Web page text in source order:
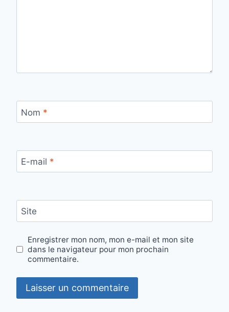
Nom *
E-mail *
Site
Enregistrer mon nom, mon e-mail et mon site
dans le navigateur pour mon prochain
commentaire.